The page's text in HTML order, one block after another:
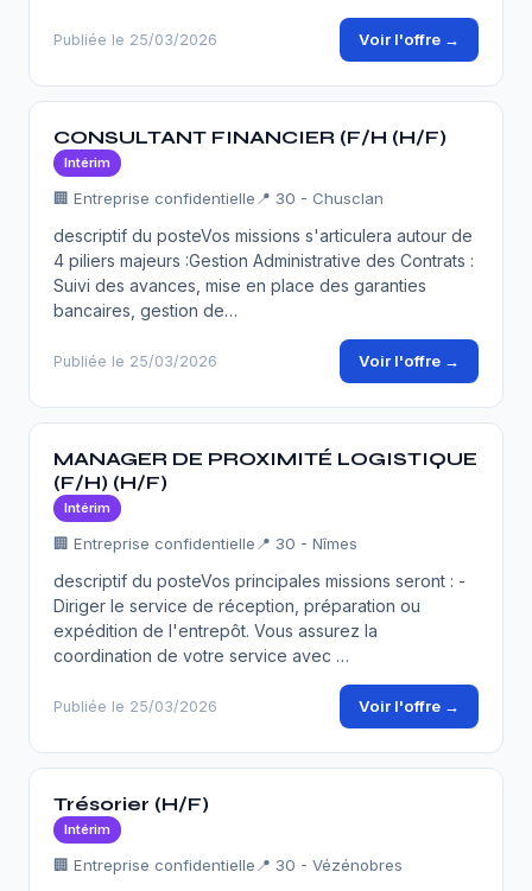
Publiée le 25/03/2026 Voir l'offre →
CONSULTANT FINANCIER (F/H (H/F)
Intérim
🏢 Entreprise confidentielle 📍 30 - Chusclan
descriptif du posteVos missions s'articulera autour de
4 piliers majeurs :Gestion Administrative des Contrats :
Suivi des avances, mise en place des garanties
bancaires, gestion de…
Publiée le 25/03/2026 Voir l'offre →
MANAGER DE PROXIMITÉ LOGISTIQUE
(F/H) (H/F)
Intérim
🏢 Entreprise confidentielle 📍 30 - Nîmes
descriptif du posteVos principales missions seront : -
Diriger le service de réception, préparation ou
expédition de l'entrepôt. Vous assurez la
coordination de votre service avec …
Publiée le 25/03/2026 Voir l'offre →
Trésorier (H/F)
Intérim
🏢 Entreprise confidentielle 📍 30 - Vézénobres